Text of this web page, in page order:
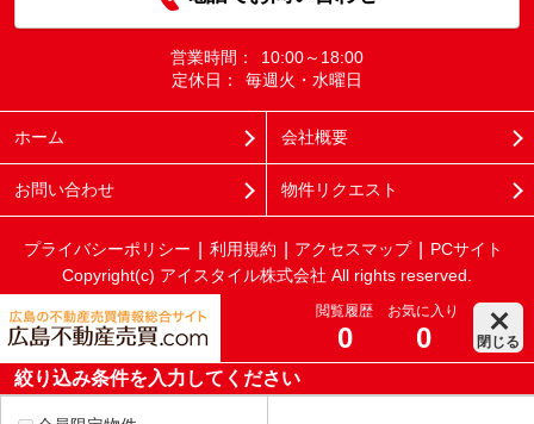
営業時間：
10:00～18:00
定休日：
毎週火・水曜日
ホーム 会社概要
お問い合わせ 物件リクエスト
プライバシーポリシー 利用規約 アクセスマップ
PCサイト
Copyright(c) アイスタイル株式会社 All rights reserved.
閲覧履歴
0
お気に入り
0 閉じる
絞り込み条件を入力してください